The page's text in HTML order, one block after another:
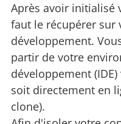
Après avoir initialisé
faut le récupérer sur
développement.
partir de votre
développement
soit directement en
clone).